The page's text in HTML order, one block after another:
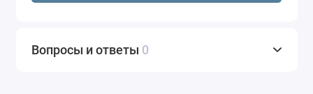
Вопросы и ответы 0